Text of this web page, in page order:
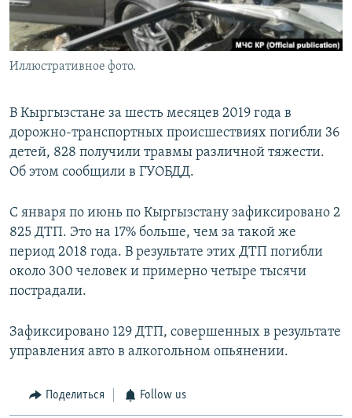
Иллюстративное фото.
В Кыргызстане за шесть месяцев 2019 года в
дорожно-транспортных происшествиях погибли 36
детей, 828 получили травмы различной тяжести.
Об этом сообщили в ГУОБДД.
С января по июнь по Кыргызстану зафиксировано 2
825 ДТП. Это на 17% больше, чем за такой же
период 2018 года. В результате этих ДТП погибли
около 300 человек и примерно четыре тысячи
пострадали.
Зафиксировано 129 ДТП, совершенных в результате
управления авто в алкогольном опьянении.
Поделиться Follow us